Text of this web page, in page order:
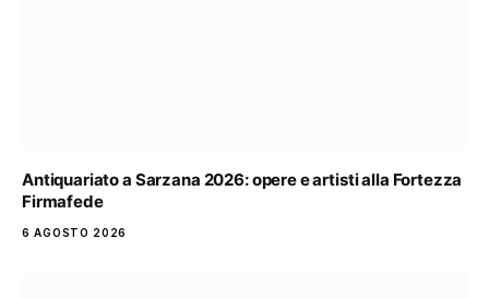
Antiquariato a Sarzana 2026: opere e artisti alla Fortezza
Firmafede
6 AGOSTO 2026